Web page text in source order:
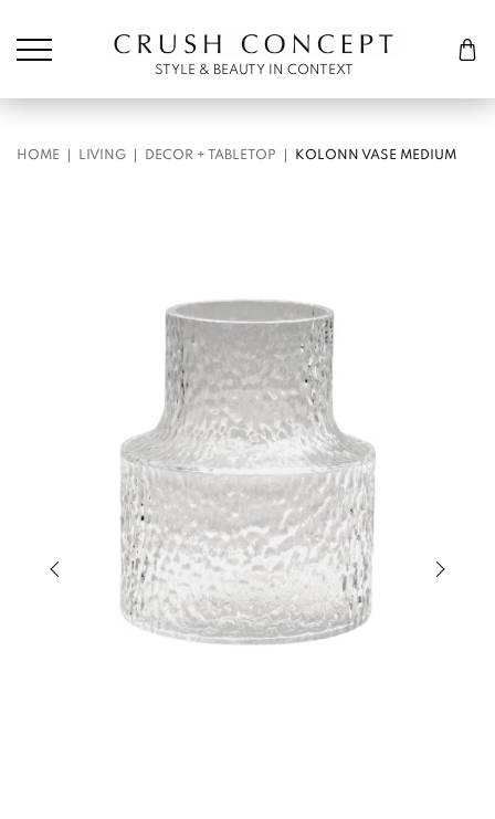
Cart
STYLE & BEAUTY IN CONTEXT
HOME LIVING DECOR + TABLETOP KOLONN VASE MEDIUM
Previous slide of slider Next